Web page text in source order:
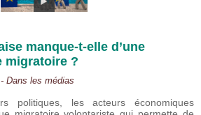
manque-t-elle d’une
migratoire ?
- Dans les médias
politiques, les acteurs économiques